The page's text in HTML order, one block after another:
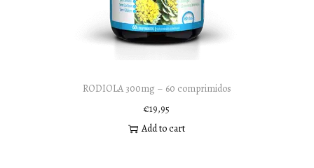
RODIOLA 300mg – 60 comprimidos
€19,95
Add to cart